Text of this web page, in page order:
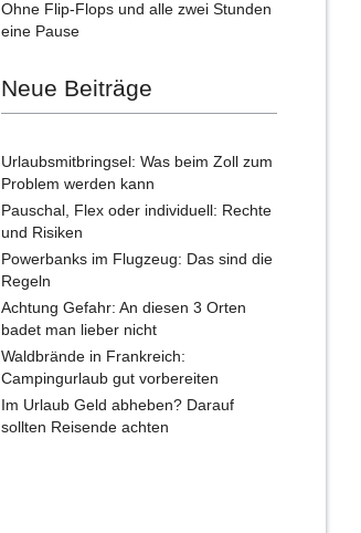
Ohne Flip-Flops und alle zwei Stunden
eine Pause
Neue Beiträge
Urlaubsmitbringsel: Was beim Zoll zum
Problem werden kann
Pauschal, Flex oder individuell: Rechte
und Risiken
Powerbanks im Flugzeug: Das sind die
Regeln
Achtung Gefahr: An diesen 3 Orten
badet man lieber nicht
Waldbrände in Frankreich:
Campingurlaub gut vorbereiten
Im Urlaub Geld abheben? Darauf
sollten Reisende achten